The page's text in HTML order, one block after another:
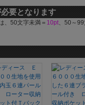
要となります
、50文字未満＝ 10pt、50～99